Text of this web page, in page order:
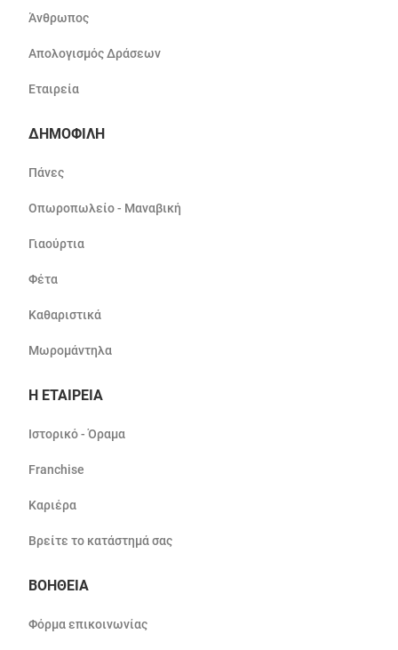
Άνθρωπος
Απολογισμός Δράσεων
Εταιρεία
ΔΗΜΟΦΙΛΗ
Πάνες
Οπωροπωλείο - Μαναβική
Γιαούρτια
Φέτα
Καθαριστικά
Μωρομάντηλα
Η ΕΤΑΙΡΕΙΑ
Ιστορικό - Όραμα
Franchise
Καριέρα
Βρείτε το κατάστημά σας
ΒΟΗΘΕΙΑ
Φόρμα επικοινωνίας